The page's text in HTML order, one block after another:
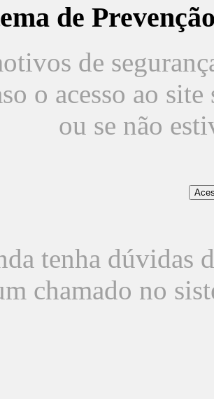
de
de
o acesso ao
ou se não
tenha dúvidas
chamado no